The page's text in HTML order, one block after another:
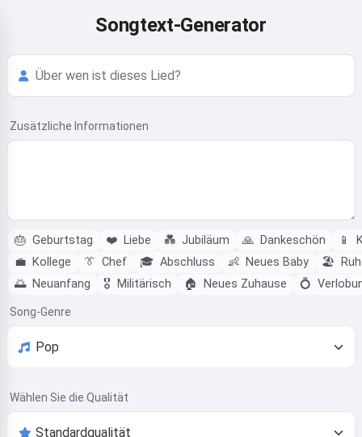
Songtext-Generator
Zusätzliche Informationen
🎂 Geburtstag ❤️ Liebe 💑 Jubiläum 🙏 Dankeschön 📱
💼 Kollege 👔 Chef 🎓 Abschluss 👶 Neues Baby 🏖️
🌅 Neuanfang 🎖️ Militärisch 🏠 Neues Zuhause 💍
Song-Genre
Wählen Sie die Qualität